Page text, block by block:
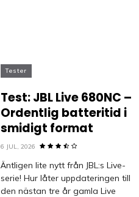
Tester
Test: JBL Live 680NC –
Ordentlig batteritid i
smidigt format
6 JUL, 2026
Äntligen lite nytt från JBL:s Live-
serie! Hur låter uppdateringen till
den nästan tre år gamla Live